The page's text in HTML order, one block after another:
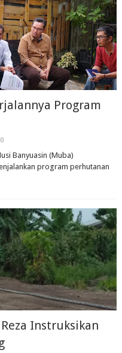
Program
0
Banyuasin (Muba)
program perhutanan
Instruksikan